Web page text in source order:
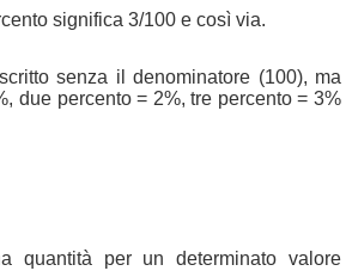
significa 3/100 e così via.
senza il denominatore (100), ma
due percento = 2%, tre percento = 3%
quantità per un determinato valore